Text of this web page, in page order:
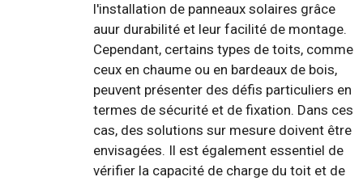
l'installation de panneaux solaires grâce
auur durabilité et leur facilité de montage.
Cependant, certains types de toits, comme
ceux en chaume ou en bardeaux de bois,
peuvent présenter des défis particuliers en
termes de sécurité et de fixation. Dans ces
cas, des solutions sur mesure doivent être
envisagées. Il est également essentiel de
vérifier la capacité de charge du toit et de